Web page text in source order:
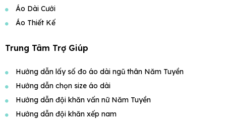
Áo Dài Cưới
Áo Thiết Kế
Trung Tâm Trợ Giúp
Hướng dẫn lấy số đo áo dài ngũ thân Năm Tuyền
Hướng dẫn chọn size áo dài
Hướng dẫn đội khăn vấn nữ Năm Tuyền
Hướng dẫn đội khăn xếp nam